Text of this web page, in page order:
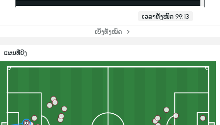
ເວລາທັງໝົດ 99:13
ເບິ່ງທັງໝົດ
ແຜນທີ່ຍິງ